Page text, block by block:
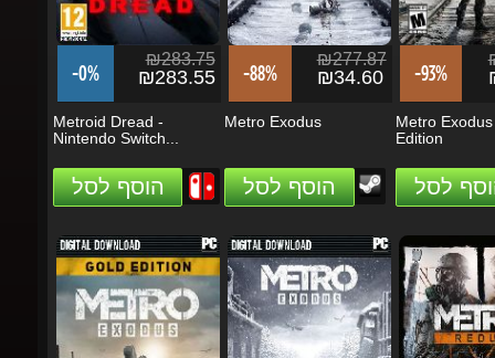
-0%
₪283.75
₪283.55 -88%
₪277.87
₪34.60 -93%